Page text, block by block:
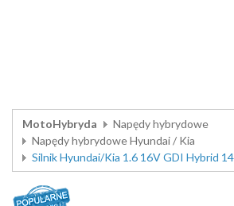
MotoHybryda
Napędy hybrydowe
Napędy hybrydowe Hyundai / Kia
Silnik Hyundai/Kia 1.6 16V GDI Hybrid